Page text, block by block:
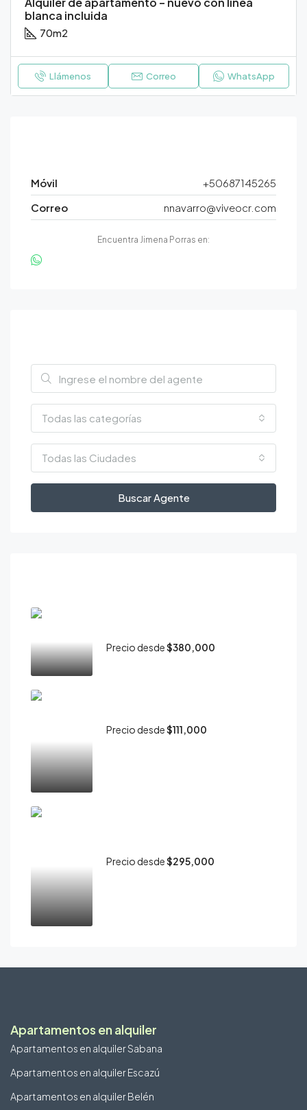
blanca incluida
70m2
Llámenos Correo WhatsApp
Móvil
+50687145265
Correo
nnavarro@viveocr.com
Encuentra Jimena Porras en:
Todas las categorías
Todas las Ciudades
Buscar Agente
Precio desde$380,000
Precio desde$111,000
Precio desde$295,000
Apartamentos en alquiler
Apartamentos en alquiler Sabana
Apartamentos en alquiler Escazú
Apartamentos en alquiler Belén